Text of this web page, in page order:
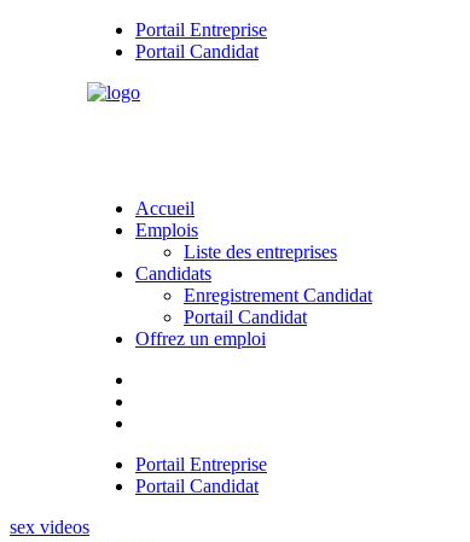
Portail Entreprise
Portail Candidat
Accueil
Emplois
Liste des entreprises
Candidats
Enregistrement Candidat
Portail Candidat
Offrez un emploi
Portail Entreprise
Portail Candidat
sex videos